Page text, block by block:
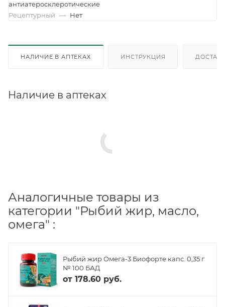
антиатеросклеротические
Рецептурный — Нет
НАЛИЧИЕ В АПТЕКАХ ИНСТРУКЦИЯ
Наличие в аптеках
Аналогичные товары из
категории "Рыбий жир, масло,
омега" :
Рыбий жир Омега-3 Биофорте капс. 0,35 г
№ 100 БАД
от 178.60 руб.